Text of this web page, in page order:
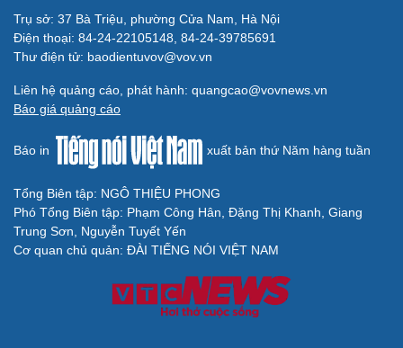
Cải chính
Trụ sở: 37 Bà Triệu, phường Cửa Nam, Hà Nội
Điện thoại: 84-24-22105148, 84-24-39785691
Thư điện tử: baodientuvov@vov.vn
Liên hệ quảng cáo, phát hành: quangcao@vovnews.vn
Báo giá quảng cáo
Báo in xuất bản thứ Năm hàng tuần
Tổng Biên tập: NGÔ THIỆU PHONG
Phó Tổng Biên tập: Phạm Công Hân, Đặng Thị Khanh, Giang
Trung Sơn, Nguyễn Tuyết Yến
Cơ quan chủ quản: ĐÀI TIẾNG NÓI VIỆT NAM